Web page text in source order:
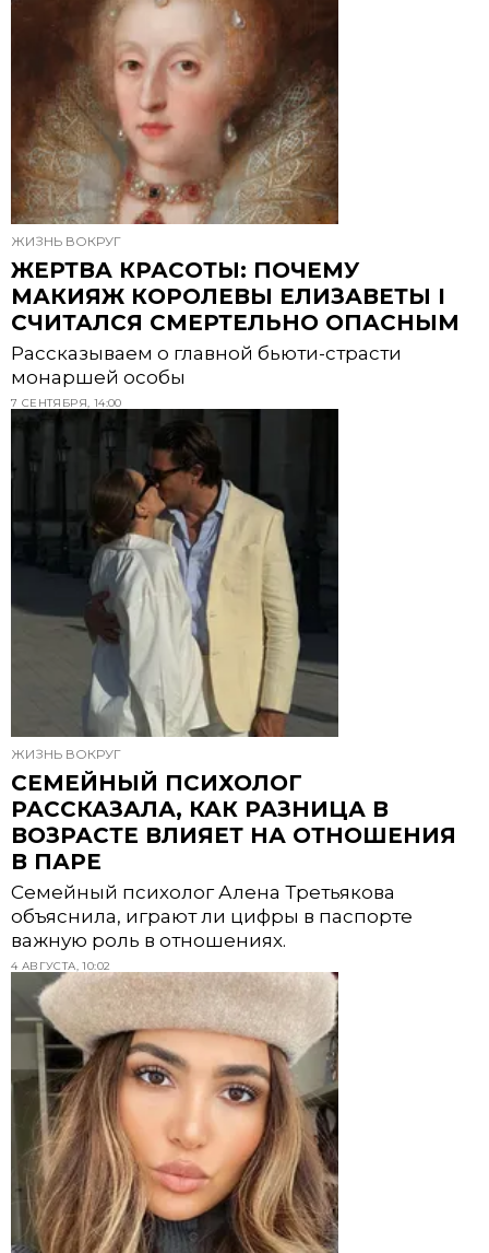
ЖИЗНЬ ВОКРУГ
ЖЕРТВА КРАСОТЫ: ПОЧЕМУ
МАКИЯЖ КОРОЛЕВЫ ЕЛИЗАВЕТЫ I
СЧИТАЛСЯ СМЕРТЕЛЬНО ОПАСНЫМ
Рассказываем о главной бьюти-страсти
монаршей особы
7 СЕНТЯБРЯ, 14:00
ЖИЗНЬ ВОКРУГ
СЕМЕЙНЫЙ ПСИХОЛОГ
РАССКАЗАЛА, КАК РАЗНИЦА В
ВОЗРАСТЕ ВЛИЯЕТ НА ОТНОШЕНИЯ
В ПАРЕ
Семейный психолог Алена Третьякова
объяснила, играют ли цифры в паспорте
важную роль в отношениях.
4 АВГУСТА, 10:02